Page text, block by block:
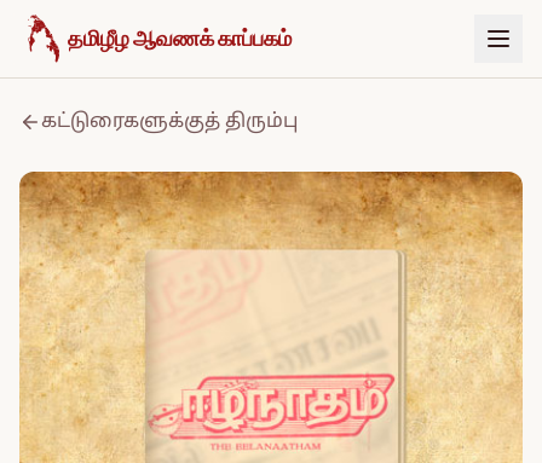
உள்ளடக்கத்திற்குச் செல்க
தமிழீழ ஆவணக் காப்பகம்
கட்டுரைகளுக்குத் திரும்பு